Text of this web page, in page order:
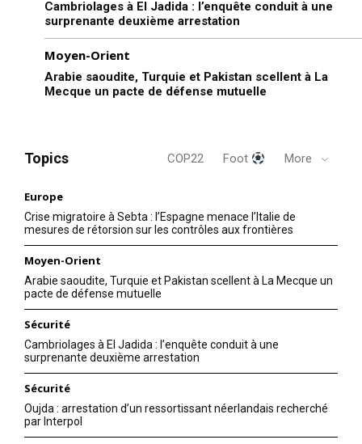
Cambriolages à El Jadida : l’enquête conduit à une
surprenante deuxième arrestation
Moyen-Orient
Arabie saoudite, Turquie et Pakistan scellent à La
Mecque un pacte de défense mutuelle
Topics COP22 Foot More
Europe
Crise migratoire à Sebta : l’Espagne menace l’Italie de
mesures de rétorsion sur les contrôles aux frontières
Moyen-Orient
Arabie saoudite, Turquie et Pakistan scellent à La Mecque un
pacte de défense mutuelle
Sécurité
Cambriolages à El Jadida : l’enquête conduit à une
surprenante deuxième arrestation
Sécurité
Oujda : arrestation d’un ressortissant néerlandais recherché
par Interpol